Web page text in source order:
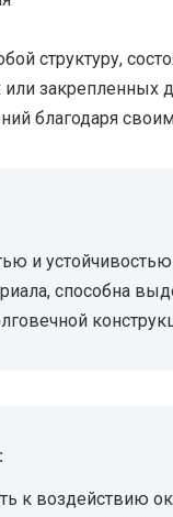
структуру,
закрепленных
благодаря
и
способна
к воздействию